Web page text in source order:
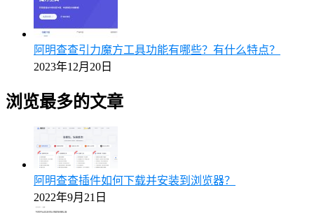
阿明查查引力魔方工具功能有哪些？有什么特点？
2023年12月20日
浏览最多的文章
阿明查查插件如何下载并安装到浏览器？
2022年9月21日